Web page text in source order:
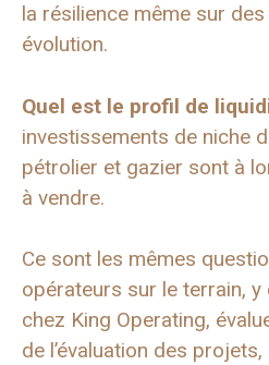
la résilience même sur
évolution.
Quel est le profil de
investissements de niche
pétrolier et gazier sont à
à vendre.
Ce sont les mêmes
opérateurs sur le terrain,
chez King Operating,
de l’évaluation des